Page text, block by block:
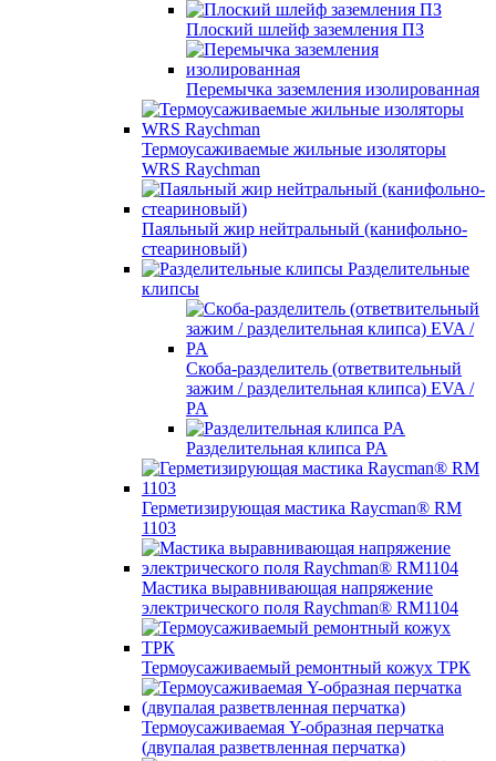
Плоский шлейф заземления ПЗ
Перемычка заземления изолированная
Термоусаживаемые жильные изоляторы
WRS Raychman
Паяльный жир нейтральный (канифольно-
стеариновый)
Разделительные
клипсы
Скоба-разделитель (ответвительный
зажим / разделительная клипса) EVA /
PA
Разделительная клипса PA
Герметизирующая мастика Raycman® RM
1103
Мастика выравнивающая напряжение
электрического поля Raychman® RM1104
Термоусаживаемый ремонтный кожух ТРК
Термоусаживаемая Y-образная перчатка
(двупалая разветвленная перчатка)